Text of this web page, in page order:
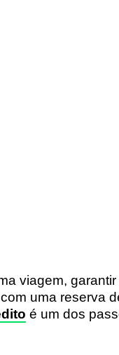
viagem, garantir
uma reserva
é um dos